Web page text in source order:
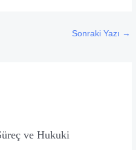
Sonraki Yazı →
ve Hukuki